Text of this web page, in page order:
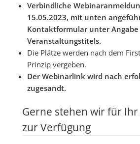
Verbindliche
15.05.2023, mit unten
Kontaktformular unter Angabe
Veranstaltungstitels.
Die Plätze werden nach dem
Prinzip vergeben.
Der Webinarlink wird nach
zugesandt.
Gerne stehen wir für Ihr
zur Verfügung